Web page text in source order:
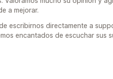
a mejorar.
escribirnos directamente a
encantados de escuchar sus